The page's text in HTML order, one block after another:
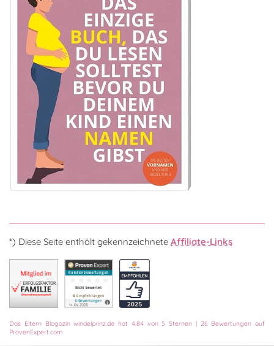
*) Diese Seite enthält gekennzeichnete Affiliate-Links
Das Eltern Blogazin windelprinz.de hat 4,84von5 Sternen | 26Bewertungen auf
ProvenExpert.com